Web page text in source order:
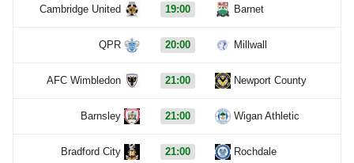
Cambridge United 19:00 Barnet
QPR 20:00 Millwall
AFC Wimbledon 21:00 Newport County
Barnsley 21:00 Wigan Athletic
Bradford City 21:00 Rochdale